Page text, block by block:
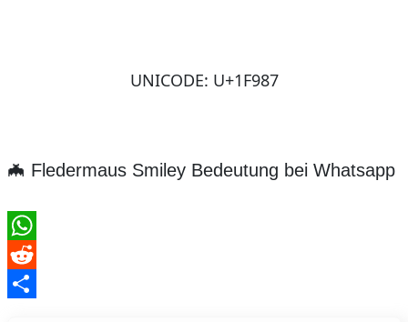
UNICODE: U+1F987
🦇 Fledermaus Smiley Bedeutung bei Whatsapp
WhatsApp
Reddit